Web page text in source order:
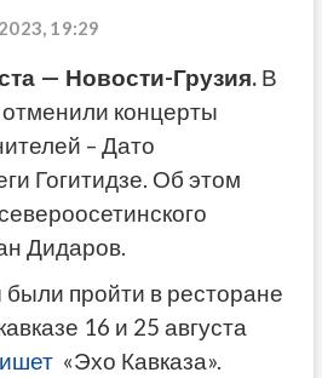
19:29
— Новости-Грузия.В
концерты
– Дато
Гогитидзе. Об этом
Дидаров.
пройти в ресторане
16 и 25 августа
«Эхо Кавказа».